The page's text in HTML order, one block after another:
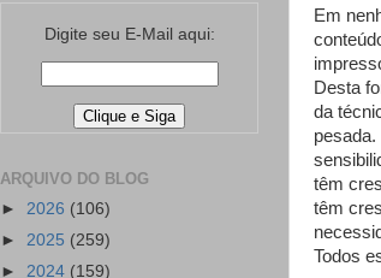
Em
Desta
da
têm
têm
Todos
Digite seu E-Mail aqui:
ARQUIVO DO BLOG
► 2026 (106)
► 2025 (259)
► 2024 (159)